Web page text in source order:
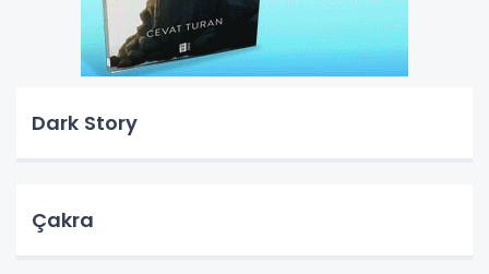
Dark Story
Çakra